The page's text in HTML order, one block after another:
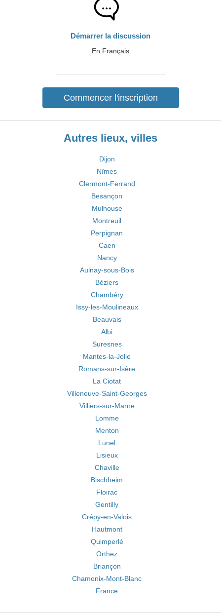
Démarrer la discussion
En Français
Commencer l'inscription
Autres lieux, villes
Dijon
Nîmes
Clermont-Ferrand
Besançon
Mulhouse
Montreuil
Perpignan
Caen
Nancy
Aulnay-sous-Bois
Béziers
Chambéry
Issy-les-Moulineaux
Beauvais
Albi
Suresnes
Mantes-la-Jolie
Romans-sur-Isère
La Ciotat
Villeneuve-Saint-Georges
Villiers-sur-Marne
Lomme
Menton
Lunel
Lisieux
Chaville
Bischheim
Floirac
Gentilly
Crépy-en-Valois
Hautmont
Quimperlé
Orthez
Briançon
Chamonix-Mont-Blanc
France